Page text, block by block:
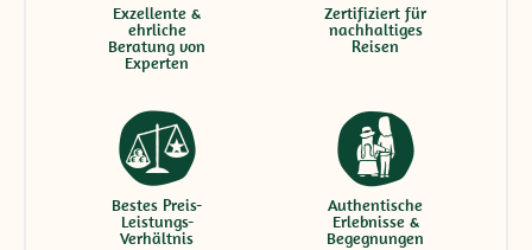
Exzellente &
ehrliche
Beratung von
Experten
Zertifiziert für
nachhaltiges
Reisen
Bestes Preis-
Leistungs-
Verhältnis
Authentische
Erlebnisse &
Begegnungen